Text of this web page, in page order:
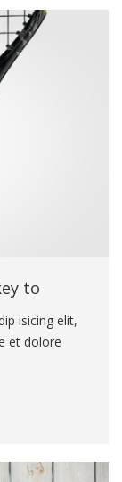
do eiusmod
aliqua. Ut
idunt ut
to
isicing elit,
et dolore
tempor incid
do eiusmod